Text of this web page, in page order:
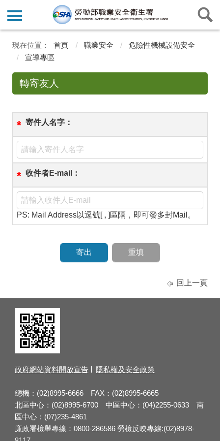
首頁 職業安全
危險性機械設備安全
宣導專區
轉寄友人
* 寄件人名字：
* 收件者E-mail：
PS: Mail Address以逗號[ , ]區隔，即可發多封Mail。
回上一頁
政府網站資料開放宣告 隱私權及安全政策
總機：(02)8995-6666 FAX：(02)8995-6665
北區中心：(02)8995-6700 中區中心：(04)2255-0633 南
區中心：(07)235-4861
廉政署檢舉專線：0800-286586 勞檢反映專線:(02)8978-